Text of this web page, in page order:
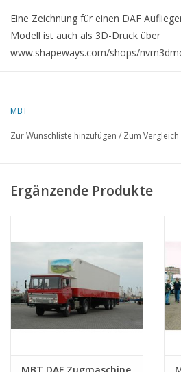
Eine Zeichnung für einen DAF
Modell ist auch als 3D-Druck über
www.shapeways.com/shops/
MBT
Zur Wunschliste hinzufügen / Zum
Ergänzende Produkte